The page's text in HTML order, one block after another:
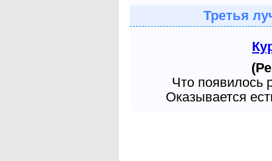
Третья
Что появилось
Оказывается